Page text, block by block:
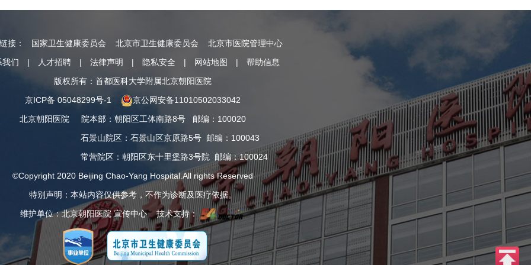
接： 国家卫生健康委员会 北京市卫生健康委员会
北京市医院管理中心
我们
| 人才招聘 | 法律声明 | 隐私安全 | 网站地图 |
帮助信息
版权所有：首都医科大学附属北京朝阳医院
京ICP备 05048299号-1
京公网安备11010502033042
北京朝阳医院
院本部 ： 朝阳区工体南路8号 邮编：100020
石景山院区 ： 石景山区京原路5号 邮编：100043
常营院区 ： 朝阳区东十里堡路3号院 邮编：100024
©Copyright 2020 Beijing Chao-Yang Hospital.All rights Reserved
特别声明：本站内容仅供参考，不作为诊断及医疗依据。
维护单位：北京朝阳医院 宣传中心 技术支持：